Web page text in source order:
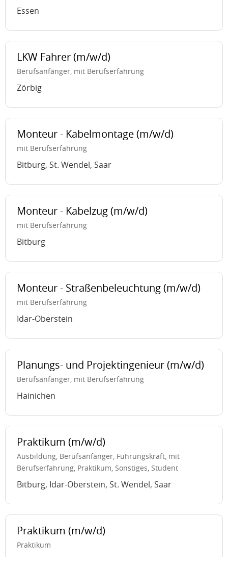
Essen
LKW Fahrer (m/w/d)
Berufsanfänger, mit Berufserfahrung
Zörbig
Monteur - Kabelmontage (m/w/d)
mit Berufserfahrung
Bitburg, St. Wendel, Saar
Monteur - Kabelzug (m/w/d)
mit Berufserfahrung
Bitburg
Monteur - Straßenbeleuchtung (m/w/d)
mit Berufserfahrung
Idar-Oberstein
Planungs- und Projektingenieur (m/w/d)
Berufsanfänger, mit Berufserfahrung
Hainichen
Praktikum (m/w/d)
Ausbildung, Berufsanfänger, Führungskraft, mit
Berufserfahrung, Praktikum, Sonstiges, Student
Bitburg, Idar-Oberstein, St. Wendel, Saar
Praktikum (m/w/d)
Praktikum